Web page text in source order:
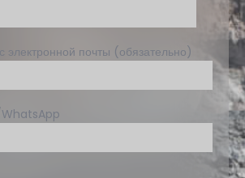
электронной почты (обязательно)